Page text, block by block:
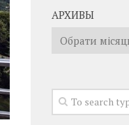
АРХИВЫ
Архивы